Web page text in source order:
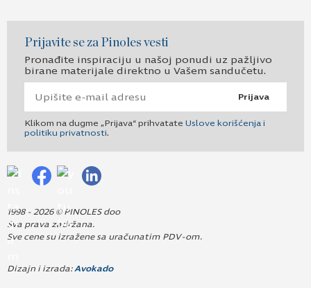
Prijavite se za Pinoles vesti
Pronađite inspiraciju u našoj ponudi uz pažljivo
birane materijale direktno u Vašem sandučetu.
Prijava
Klikom na dugme „Prijava“ prihvatate Uslove korišćenja i
politiku privatnosti.
1998 - 2026 © PINOLES doo
Sva prava zadržana.
Sve cene su izražene sa uračunatim PDV-om.
Dizajn i izrada:Avokado